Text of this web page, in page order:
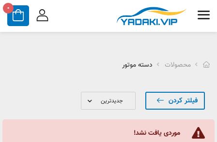
0
محصولات دسته موتور
فیلتر کردن
موردی یافت نشد!